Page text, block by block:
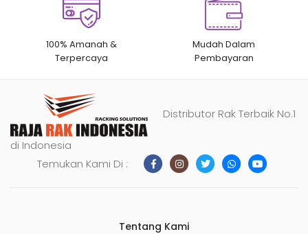
100% Amanah &
Terpercaya
Mudah Dalam
Pembayaran
Distributor Rak Terbaik No.1
di Indonesia
Temukan Kami Di :
Tentang Kami